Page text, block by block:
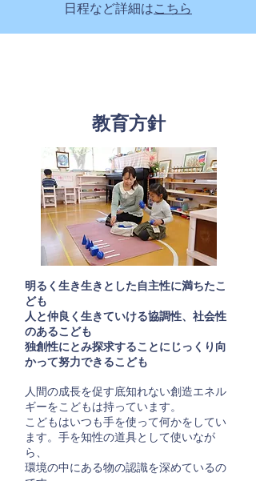
日程など詳細はこちら
教育方針
明るく生き生きとした自主性に満ちたこ
ども
人と仲良く生きていける協調性、社会性
のあるこども
独創性にとみ探求することにじっくり向
かって努力できるこども
人間の成長を促す底知れない創造エネル
ギーをこどもは持っています。
こどもはいつも手を使って何かをしてい
ます。手を知性の道具として使いなが
ら、
環境の中にある物の認識を深めているの